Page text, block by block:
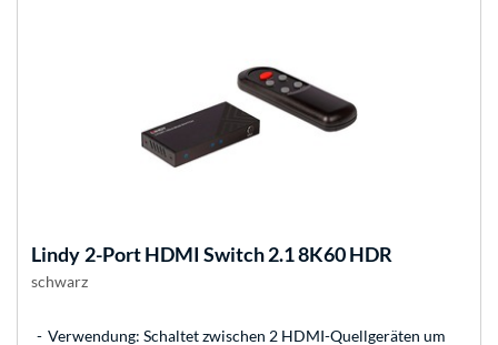
Lindy 2-Port HDMI Switch 2.1 8K60 HDR
schwarz
Verwendung: Schaltet zwischen 2 HDMI-Quellgeräten um